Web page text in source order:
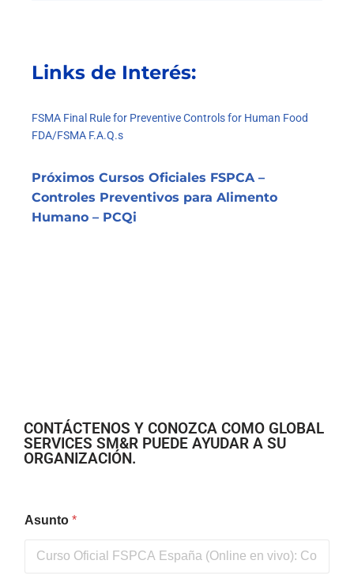
Links de Interés:
FSMA Final Rule for Preventive Controls for Human Food
FDA/FSMA F.A.Q.s
Próximos Cursos Oficiales FSPCA –
Controles Preventivos para Alimento
Humano – PCQi
CONTÁCTENOS Y CONOZCA COMO GLOBAL
SERVICES SM&R PUEDE AYUDAR A SU
ORGANIZACIÓN.
Asunto *